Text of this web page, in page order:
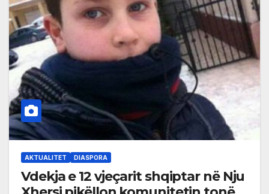
AKTUALITET DIASPORA
Vdekja e 12 vjeçarit shqiptar në Nju